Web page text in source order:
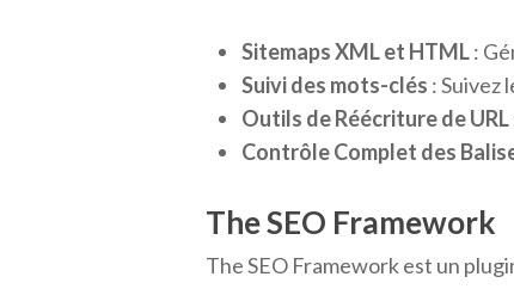
Sitemaps XML et HTML:
Suivi des mots-clés : Suivez
Outils de Réécriture de URL
Contrôle Complet des
The SEO Framework
The SEO Framework est un